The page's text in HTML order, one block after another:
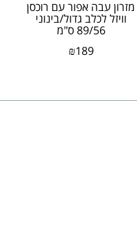
מזרון עבה אפור עם רוכסן
וויזל לכלב גדול/בינוני
89/56 ס"מ
₪189